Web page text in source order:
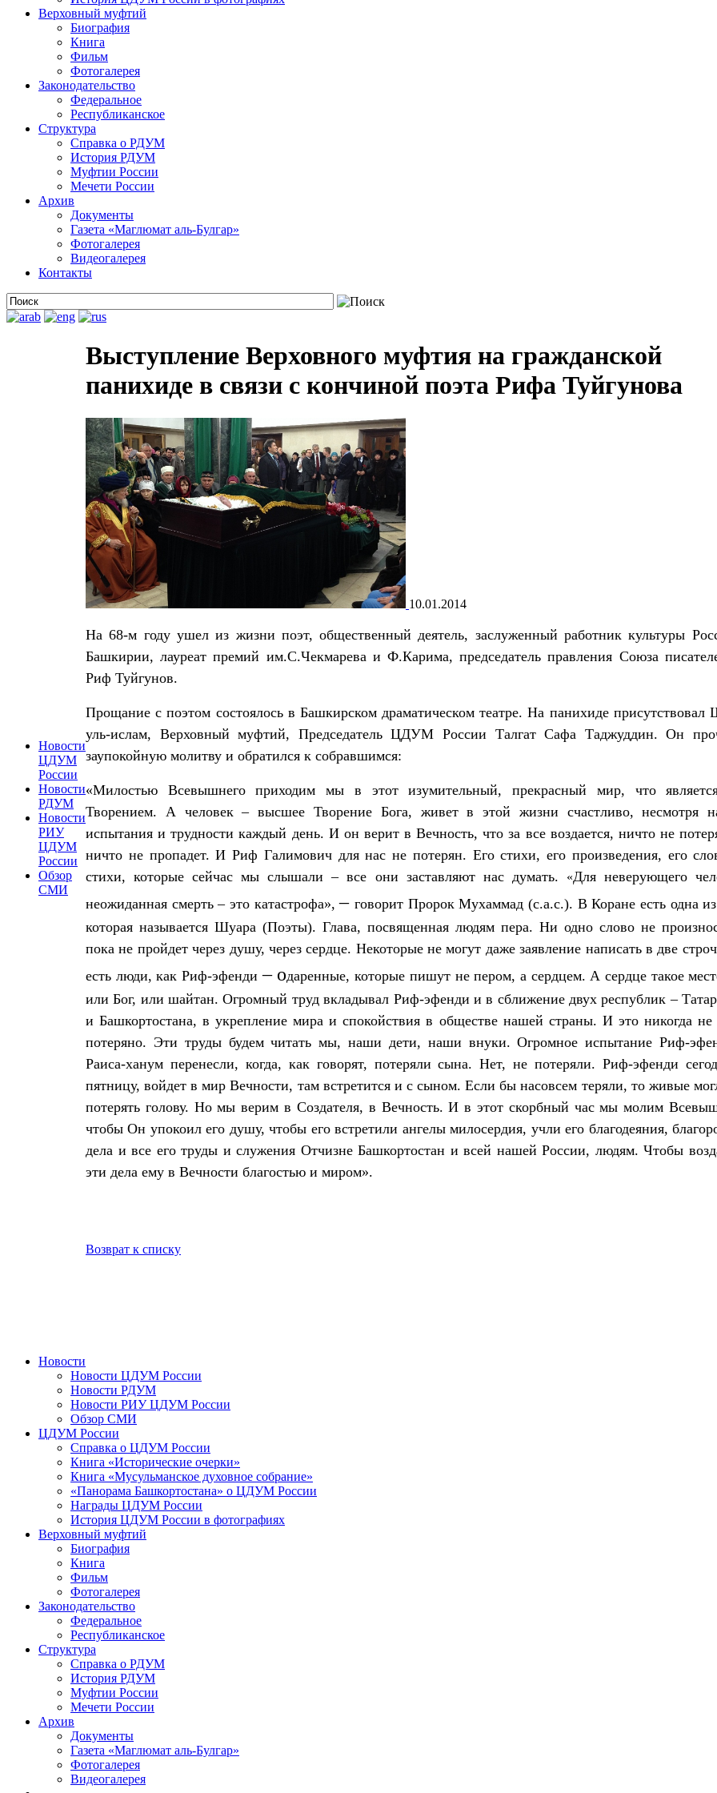
Верховный муфтий
Биография
Книга
Фильм
Фотогалерея
Законодательство
Федеральное
Республиканское
Структура
Справка о РДУМ
История РДУМ
Муфтии России
Мечети России
Архив
Документы
Газета «Маглюмат аль-Булгар»
Фотогалерея
Видеогалерея
Контакты
Новости
ЦДУМ
России
Новости
РДУМ
Новости
РИУ
ЦДУМ
России
Обзор
СМИ
Выступление Верховного муфтия на гражданской
панихиде в связи с кончиной поэта Рифа Туйгунова
10.01.2014
На 68-м году ушел из жизни поэт, общественный деятель, заслуженный работник культуры
Башкирии, лауреат премий им.С.Чекмарева и Ф.Карима, председатель правления Союза
Риф Туйгунов.
Прощание с поэтом состоялось в Башкирском драматическом театре. На панихиде присутствовал
уль-ислам, Верховный муфтий, Председатель ЦДУМ России Талгат Сафа Таджуддин. Он
заупокойную молитву и обратился к собравшимся:
«Милостью Всевышнего приходим мы в этот изумительный, прекрасный мир, что
Творением. А человек – высшее Творение Бога, живет в этой жизни счастливо, несмотря
испытания и трудности каждый день. И он верит в Вечность, что за все воздается, ничто не
ничто не пропадет. И Риф Галимович для нас не потерян. Его стихи, его произведения, его
стихи, которые сейчас мы слышали – все они заставляют нас думать.
«Для неверующего
неожиданная смерть – это катастрофа»,–говорит Пророк Мухаммад (с.а.с.). В Коране есть одна из
которая называется Шуара (Поэты). Глава, посвященная людям пера. Ни одно слово не
пока не пройдет через душу, через сердце. Некоторые не могут даже заявление написать в две
есть люди, как Риф-эфенди– одаренные, которые пишут не пером, а сердцем. А сердце такое
или Бог, или шайтан. Огромный труд вкладывал Риф-эфенди и в сближение двух республик –
и Башкортостана, в укрепление мира и спокойствия в обществе нашей страны. И это никогда не
потеряно. Эти труды будем читать мы, наши дети, наши внуки. Огромное испытание Риф-
Раиса-ханум перенесли, когда, как говорят, потеряли сына. Нет, не потеряли. Риф-эфенди
пятницу, войдет в мир Вечности, там встретится и с сыном. Если бы насовсем теряли, то живые
потерять голову. Но мы верим в Создателя, в Вечность. И в этот скорбный час мы молим
чтобы Он упокоил его душу, чтобы его встретили ангелы милосердия, учли его благодеяния,
дела и все его труды и служения Отчизне Башкортостан и всей нашей России, людям. Чтобы
эти дела ему в Вечности благостью и миром».
Возврат к списку
Новости
Новости ЦДУМ России
Новости РДУМ
Новости РИУ ЦДУМ России
Обзор СМИ
ЦДУМ России
Справка о ЦДУМ России
Книга «Исторические очерки»
Книга «Мусульманское духовное собрание»
«Панорама Башкортостана» о ЦДУМ России
Награды ЦДУМ России
История ЦДУМ России в фотографиях
Верховный муфтий
Биография
Книга
Фильм
Фотогалерея
Законодательство
Федеральное
Республиканское
Структура
Справка о РДУМ
История РДУМ
Муфтии России
Мечети России
Архив
Документы
Газета «Маглюмат аль-Булгар»
Фотогалерея
Видеогалерея